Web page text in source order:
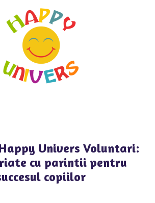
Univers Voluntari:
cu parintii pentru
copiilor